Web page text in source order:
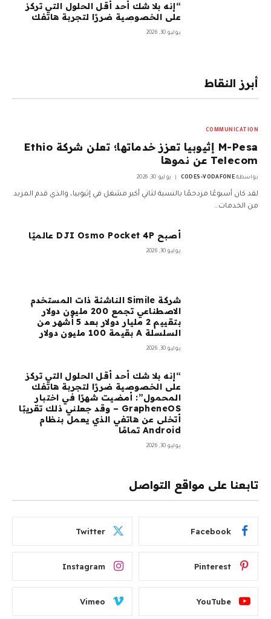
“إنه بلا شك أحد أقل الحلول التي تركز
على الخصوصية ضررًا لتجربة هاتفك
المحمول”: أمضيت شهرًا في اختبار
يوليو 30, 2026
أبرز النقاط
COMMUNICATION
M-Pesa إثيوبيا تعزز خدماتها؛ تعلن شركة Ethio
Telecom عن نموها
بواسطة CODES-VODAFONE يوليو 30, 2026
لقد كان أسبوعًا مزدحمًا بالنسبة لثاني أكبر مشغل في إثيوبيا، والذي قدم المزيد
من الخدمات…
أصبح DJI Osmo Pocket 4P عالميًا
يوليو 30, 2026
شركة Simile الناشئة ذات المستخدم
الاصطناعي تجمع 200 مليون دولار
بتقييم 2 مليار دولار بعد 5 أشهر من
السلسلة A بقيمة 100 مليون دولار
يوليو 30, 2026
“إنه بلا شك أحد أقل الحلول التي تركز
على الخصوصية ضررًا لتجربة هاتفك
المحمول”: أمضيت شهرًا في اختبار
GrapheneOS – وقد جعلني ذلك تقريبًا
أتخلى عن هاتفي الذي يعمل بنظام
Android تمامًا
يوليو 30, 2026
تابعنا على مواقع التواصل
Facebook
Twitter
Pinterest
Instagram
YouTube
Vimeo